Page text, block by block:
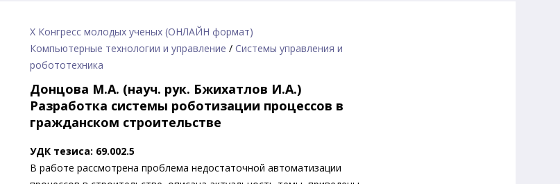
X Конгресс молодых ученых (ОНЛАЙН формат)
Компьютерные технологии и управление / Системы управления и
робототехника
Донцова М.А. (науч. рук. Бжихатлов И.А.)
Разработка системы роботизации процессов в
гражданском строительстве
УДК тезиса: 69.002.5
В работе рассмотрена проблема недостаточной автоматизации